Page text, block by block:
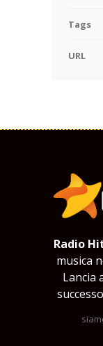
Tags
URL
Radio
musica
Lancia